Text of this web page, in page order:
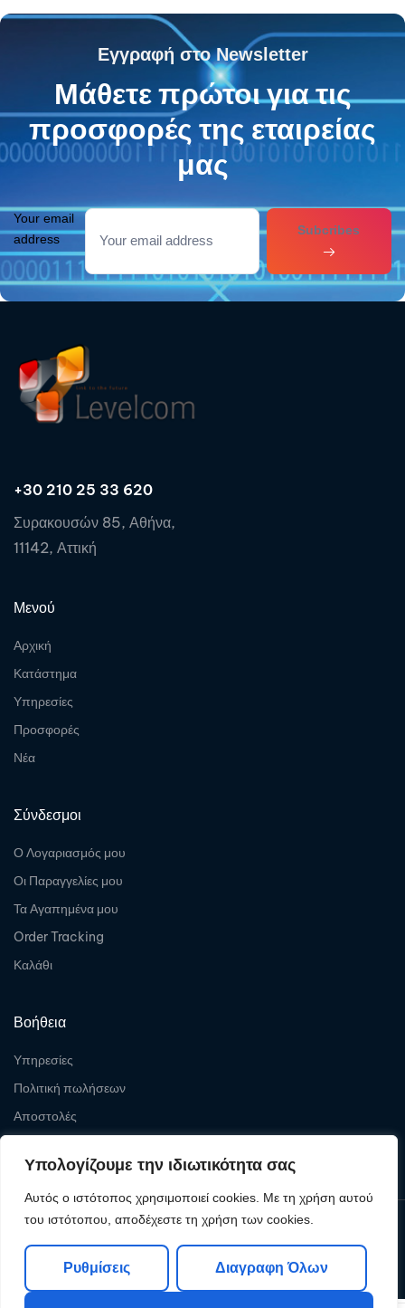
Υπολογίζουμε την ιδιωτικότητα σας
Αυτός ο ιστότοπος χρησιμοποιεί cookies. Με τη χρήση αυτού
του ιστότοπου, αποδέχεστε τη χρήση των cookies.
Ρυθμίσεις Διαγραφη Όλων
Εγγραφή στο Newsletter
Μάθετε πρώτοι για τις
προσφορές της εταιρείας
μας
Your email
address
Subcribes
+30 210 25 33 620
Συρακουσών 85, Αθήνα,
11142, Αττική
Μενού
Αρχική
Κατάστημα
Υπηρεσίες
Προσφορές
Νέα
Σύνδεσμοι
Ο Λογαριασμός μου
Οι Παραγγελίες μου
Τα Αγαπημένα μου
Order Tracking
Καλάθι
Βοήθεια
Υπηρεσίες
Πολιτική πωλήσεων
Αποστολές
Copyright © 2026Levelcom| Powered by Levelcom